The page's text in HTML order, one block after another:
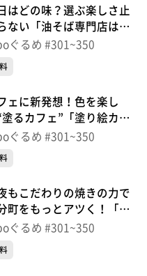
はどの味？選ぶ楽しさ止
ない「油そば専門店はて
番町店」（青葉区一番
ぐるめ #301~350
ェに新発想！色を楽し
塗るカフェ”「塗り絵カフ
Green」（青葉区春日
ぐるめ #301~350
もこだわりの焼きの力で
町をもっとアツく！「焼
ラブ国」（青葉区一番
ぐるめ #301~350